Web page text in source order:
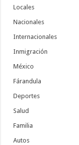
Locales
Nacionales
Internacionales
Inmigración
México
Fárandula
Deportes
Salud
Familia
Autos